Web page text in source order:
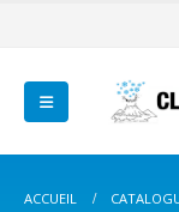
ACCUEIL